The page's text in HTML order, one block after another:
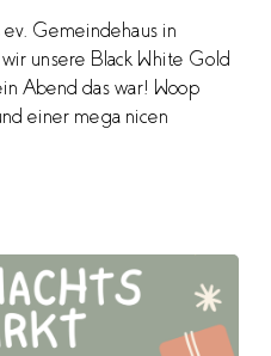
Gemeindehaus in
unsere Black White Gold
Abend das war! Woop
einer mega nicen